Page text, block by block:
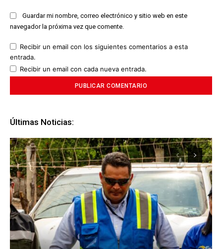
Guardar mi nombre, correo electrónico y sitio web en este
navegador la próxima vez que comente.
Recibir un email con los siguientes comentarios a esta
entrada.
Recibir un email con cada nueva entrada.
Últimas Noticias: